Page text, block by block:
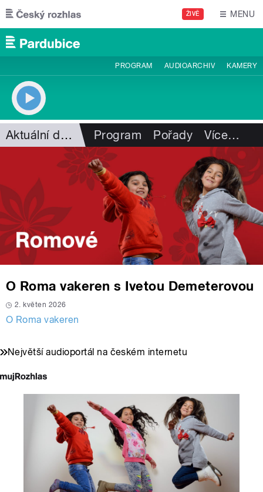
Přejít k hlavnímu obsahu
ŽIVĚ MENU
PROGRAM AUDIOARCHIV KAMERY
Aktuální dění Program Pořady Více…
O Roma vakeren s Ivetou Demeterovou
2. květen 2026
O Roma vakeren
Největší audioportál na českém internetu